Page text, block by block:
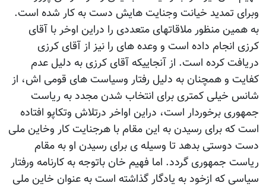
وبرای تمدید خیانت وجنایت هایش دست به کار شده است.
به همین منظور ملاقاتهای متعددی را دراین اوخر با آقای
کرزی انجام داده است و وعده های را نیز از آقای کرزی
دریافت کرده است. از آنجاییکه آقای کرزی به دلیل عدم
کفایت و همچنان به دلیل رفتار وسیاست های قومی اش، از
شانس خیلی کمتری برای انتخاب شدن مجدد به ریاست
جمهوری برخوردار است، دراین اواخر درتلاش وتکاپو افتاده
است که برای رسیدن به این مقام با هرجنایت کار وخاین ملی
دست دوستی بدهد تا وسیله ی برای رسیدن او به مقام
ریاست جمهوری گردد. اما فهیم خان باتوجه به کارنامه ورفتار
سیاسی که ازخود به یادگار گذاشته است به عنوان خاین ملی